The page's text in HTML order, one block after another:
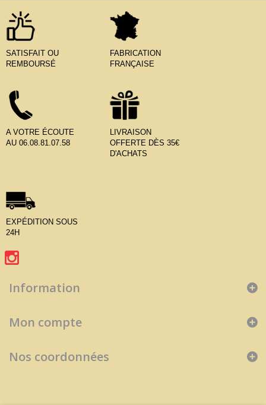
SATISFAIT OU
REMBOURSÉ
FABRICATION
FRANÇAISE
A VOTRE ÉCOUTE
AU 06.08.81.07.58
LIVRAISON
OFFERTE DÈS 35€
D'ACHATS
EXPÉDITION SOUS
24H
Information
Mon compte
Nos coordonnées